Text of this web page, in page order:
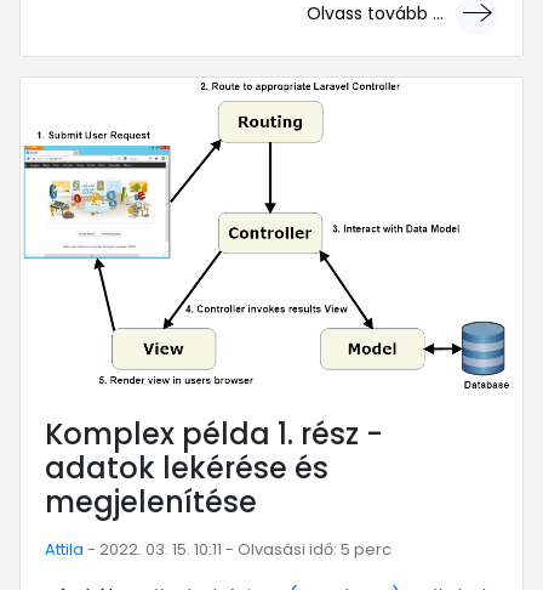
Olvass tovább ...
... mert megéri!
Komplex példa 1. rész -
adatok lekérése és
megjelenítése
Attila - 2022. 03. 15. 10:11 - Olvasási idő: 5 perc